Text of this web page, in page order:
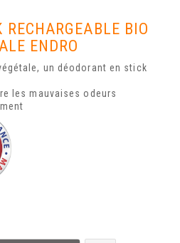
BIO
ENDRO
un déodorant en stick
les mauvaises odeurs